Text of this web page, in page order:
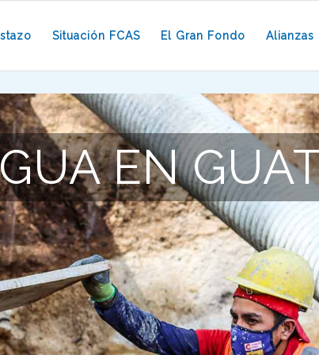
Situación FCAS El Gran Fondo Alianzas
EN